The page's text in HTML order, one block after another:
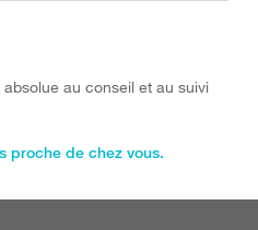
au conseil et au suivi
proche de chez vous.